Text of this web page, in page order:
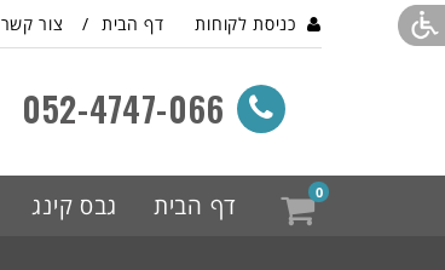
כניסת לקוחות דף הבית צור קשר
052-4747-066
דף הבית גבס קינג 0